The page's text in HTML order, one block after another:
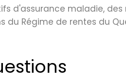
d'assurance maladie,
du Régime de rentes du